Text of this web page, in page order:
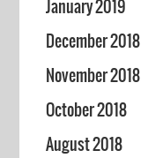
January 2019
December 2018
November 2018
October 2018
August 2018